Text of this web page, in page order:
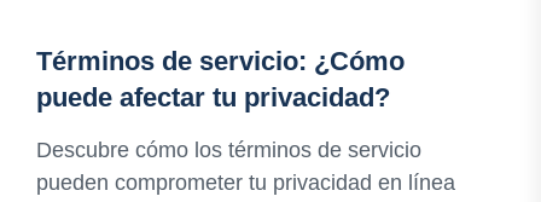
Términos de servicio: ¿Cómo
puede afectar tu privacidad?
Descubre cómo los términos de servicio
pueden comprometer tu privacidad en línea